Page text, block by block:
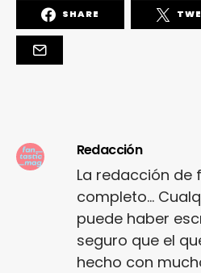
SHARE
Redacción
La redacción de
completo...
puede haber
seguro que el
hecho con